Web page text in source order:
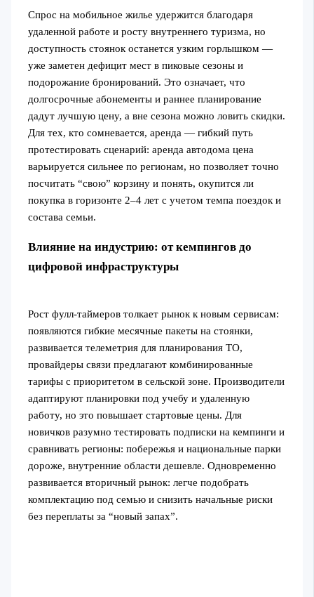
Спрос на мобильное жилье удержится благодаря
удаленной работе и росту внутреннего туризма, но
доступность стоянок останется узким горлышком —
уже заметен дефицит мест в пиковые сезоны и
подорожание бронирований. Это означает, что
долгосрочные абонементы и раннее планирование
дадут лучшую цену, а вне сезона можно ловить скидки.
Для тех, кто сомневается, аренда — гибкий путь
протестировать сценарий: аренда автодома цена
варьируется сильнее по регионам, но позволяет точно
посчитать “свою” корзину и понять, окупится ли
покупка в горизонте 2–4 лет с учетом темпа поездок и
состава семьи.
Влияние на индустрию: от кемпингов до
цифровой инфраструктуры
Рост фулл-таймеров толкает рынок к новым сервисам:
появляются гибкие месячные пакеты на стоянки,
развивается телеметрия для планирования ТО,
провайдеры связи предлагают комбинированные
тарифы с приоритетом в сельской зоне. Производители
адаптируют планировки под учебу и удаленную
работу, но это повышает стартовые цены. Для
новичков разумно тестировать подписки на кемпинги и
сравнивать регионы: побережья и национальные парки
дороже, внутренние области дешевле. Одновременно
развивается вторичный рынок: легче подобрать
комплектацию под семью и снизить начальные риски
без переплаты за “новый запах”.